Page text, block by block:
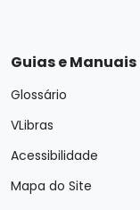
Guias e Manuais
Glossário
VLibras
Acessibilidade
Mapa do Site